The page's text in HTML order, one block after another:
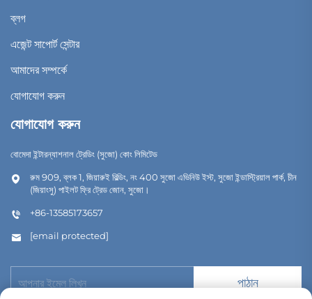
ব্লগ
এজেন্ট সাপোর্ট সেন্টার
আমাদের সম্পর্কে
যোগাযোগ করুন
যোগাযোগ করুন
বোমেদা ইন্টারন্যাশনাল ট্রেডিং (সুজো) কোং লিমিটেড
রুম 909, ব্লক 1, জিয়ারুই বিল্ডিং, নং 400 সুজো এভিনিউ ইস্ট, সুজো ইন্ডাস্ট্রিয়াল পার্ক, চীন
(জিয়াংসু) পাইলট ফ্রি ট্রেড জোন, সুজো।
+86-13585173657
[email protected]
পাঠান